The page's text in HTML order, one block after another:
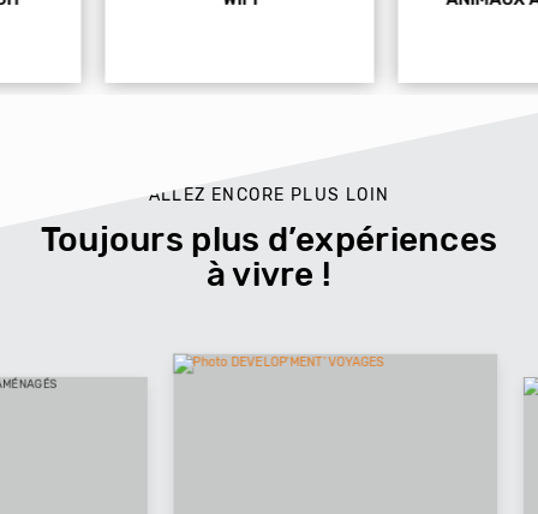
ALLEZ ENCORE PLUS LOIN
Toujours plus d’expériences
à vivre !